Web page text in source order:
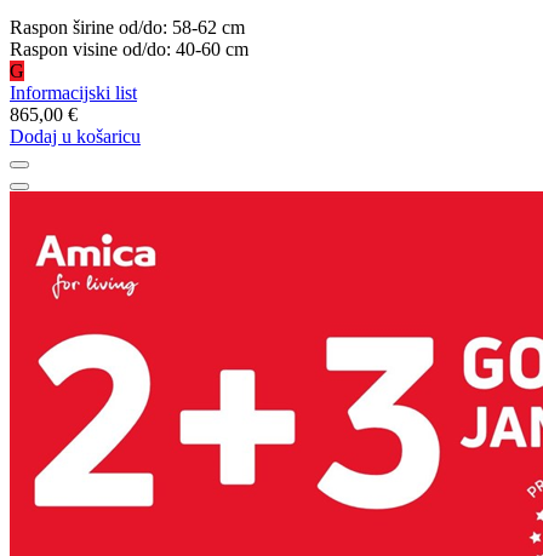
Raspon širine od/do: 58-62 cm
Raspon visine od/do: 40-60 cm
G
Informacijski list
865,00 €
Dodaj u košaricu